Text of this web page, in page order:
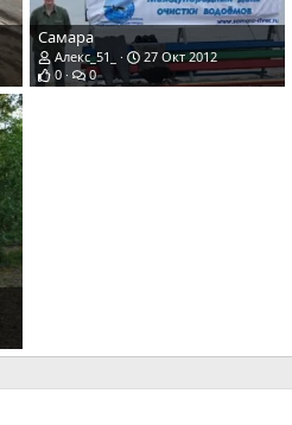
Самара
Алекс_51_
27 Окт 2012
0
0